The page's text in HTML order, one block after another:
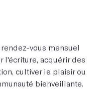
vous mensuel
l'écriture, acquérir des
cultiver le plaisir ou
bienveillante.